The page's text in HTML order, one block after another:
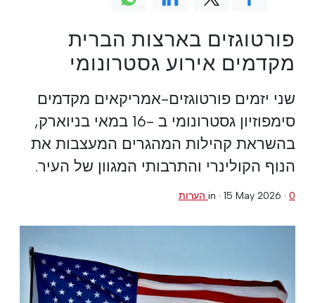
פורטוגזים בארצות הברית
מקדמים אירוע גסטרונומי
שני יזמים פורטוגזים-אמריקאים מקדמים
סימפוזיון גסטרונומי ב -16 במאי בניוארק,
בהשראת קהילות המהגרים המעצבות את
הנוף הקולינרי והתרבותי המגוון של העיר.
in · 15 May 2026 · 0 הערות